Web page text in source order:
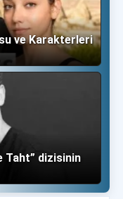
ve Karakterleri
Taht” dizisinin